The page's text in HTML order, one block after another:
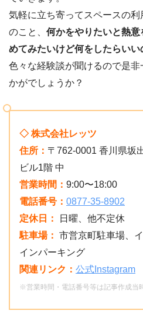
気軽に立ち寄ってスペースの
のこと、 何かをやりたいと熱意
めてみたいけど何をしたらい
色々な経験談が聞けるので是
かがでしょうか？
◇ 株式会社レッツ
住所： 〒762-0001 香川県坂
ビル1階 中
営業時間： 9:00〜18:00
電話番号： 0877-35-8902
定休日：
日曜、他不定休
駐車場： 市営京町駐車場、
インパーキング
関連リンク： 公式Instagram
※営業時間・電話番号等は記事作成当